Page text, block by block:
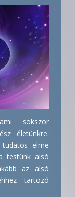
sokszor
életünkre.
elme
testünk alsó
az alsó
tartozó